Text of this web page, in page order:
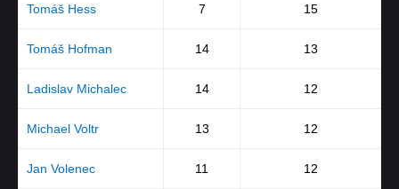
Tomáš Hess 7 15
Tomáš Hofman 14 13
Ladislav Michalec 14 12
Michael Voltr 13 12
Jan Volenec 11 12